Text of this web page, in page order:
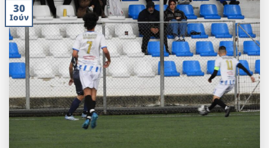
30
Ιούν